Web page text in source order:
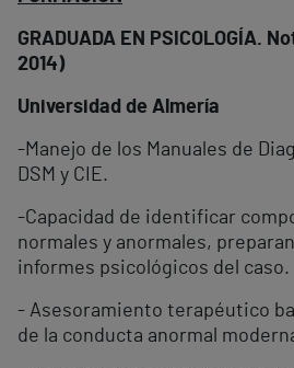
GRADUADA EN PSICOLOGÍA.
2014)
Universidad de Almería
-Manejo de los Manuales de
DSM y CIE.
-Capacidad de identificar
normales y anormales,
informes psicológicos del caso.
- Asesoramiento terapéutico
de la conducta anormal